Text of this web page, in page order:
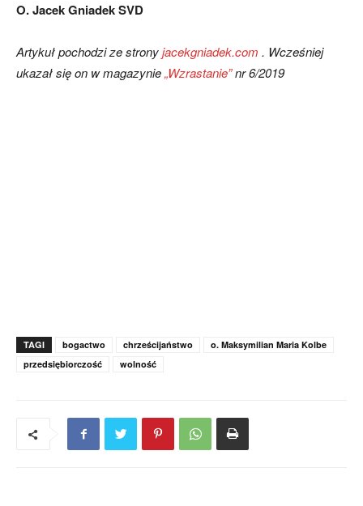
O. Jacek Gniadek SVD
Artykuł pochodzi ze stronyjacekgniadek.com . Wcześniej
ukazał się on w magazynie„Wzrastanie”nr 6/2019
TAGI bogactwo chrześcijaństwo
o. Maksymilian Maria Kolbe
przedsiębiorczość
wolność